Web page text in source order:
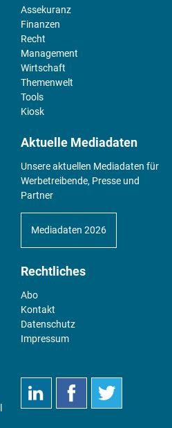
Assekuranz
Finanzen
Recht
Management
Wirtschaft
Themenwelt
Tools
Kiosk
Aktuelle Mediadaten
Unsere aktuellen Mediadaten für
Werbetreibende, Presse und
Partner
Mediadaten 2026
Rechtliches
Abo
Kontakt
Datenschutz
Impressum